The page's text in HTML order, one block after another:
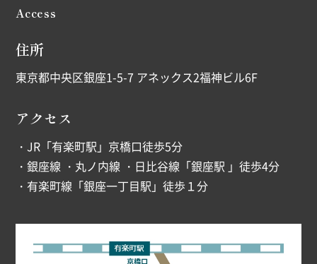
Access
住所
東京都中央区銀座1-5-7 アネックス2福神ビル6F
アクセス
・JR「有楽町駅」京橋口徒歩5分
・銀座線 ・丸ノ内線 ・日比谷線「銀座駅 」徒歩4分
・有楽町線「銀座一丁目駅」徒歩１分